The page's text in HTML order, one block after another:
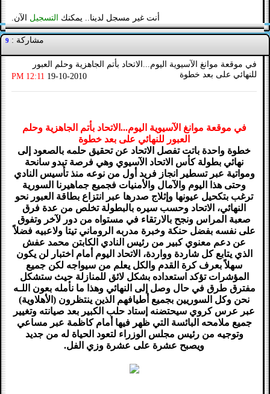
أنت غير مسجل لدينا.. يمكنك التسجيل الآن.
مشاركة : 9
في موقعة موانغ الآسيوية اليوم...الاتحاد بأتم الجاهزية وحلم العبور
للنهائي على بعد خطوة
19-10-2010
12:11 PM
في موقعة موانغ الآسيوية اليوم...الاتحاد بأتم الجاهزية وحلم
العبور للنهائي على بعد خطوة
خطوة واحدة باتت تفصل الاتحاد عن تحقيق حلمه بالصعود إلى
نهائي بطولة كأس الاتحاد الآسيوي وهي فرصة تبدو سانحة
ومواتية عبر تسطير انجاز فريد أول من نوعه منذ تأسيس النادي
وحتى هذا اليوم والآمال والأمنيات فجميع جماهيرنا السورية
ترغب بتكحيل عيونها وإثلاج صدرها عبر انتزاع بطاقة العبور نحو
النهائي، الاتحاد وحسب سيره بالبطولة تخلص من عدة فرق
صعبة المراس ونجح بالارتقاء في مستواه من دور لآخر وتفوق
على نفسه بفضل حنكة وخبرة مدربه الروماني تيتا ولاعبيه فضلاً
عن دعم معنوي كبير من رئيس النادي الكابتن محمد عفش
الذي يتابع كل شاردة وواردة، الاتحاد اليوم أمام اختبار لن يكون
سهلاً بعرف كرة القدم والكل يعلم من سيواجه لكن جميع
المؤشرات تؤكد استعداده بشكل لائق للمنازلة حيث ستشكل
مفترق طرق في حال وصل إلى النهائي وهذا ما نأمله بعون اللـه
نحن وكل السوريين بجميع أطيافهم الذين ينتظرون (الأهلاوية)
عبر عرس كروي سيحتضنه إستاد حلب الكبير بعد صيانته وتغيير
جميع ملامحه البائسة التي ظهر فيها أمام كاظمة عبر مساعي
وتوجيه من رئيس مجلس الوزراء لتعود الحياة له من جديد
ويصبح عشرة على عشرة وزي الفل.